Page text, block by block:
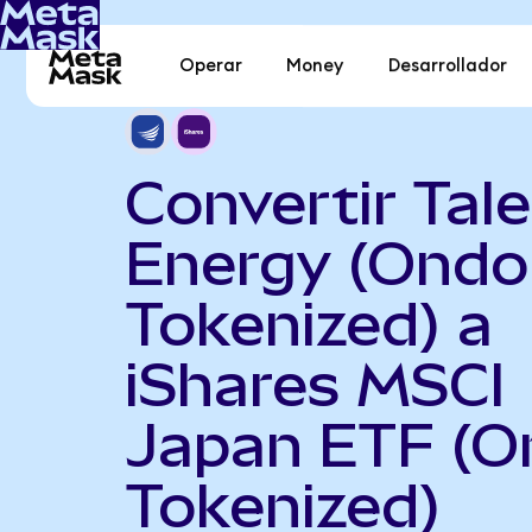
Operar Money Desarrollador
Convertir
Energy (Ondo
Tokenized) a
iShares MSCI
Japan ETF
Tokenized)